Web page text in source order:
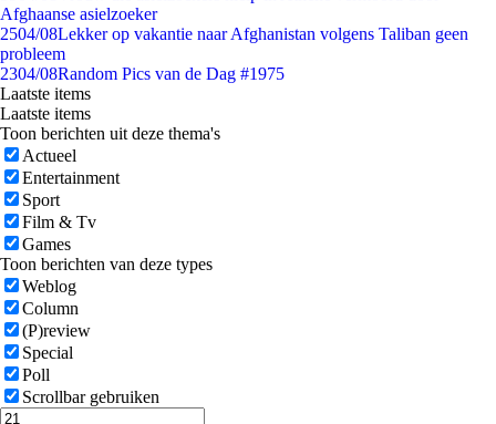
Afghaanse asielzoeker
2504/08Lekker op vakantie naar Afghanistan volgens Taliban geen
probleem
2304/08Random Pics van de Dag #1975
Laatste items
Laatste items
Toon berichten uit deze thema's
Actueel
Entertainment
Sport
Film & Tv
Games
Toon berichten van deze types
Weblog
Column
(P)review
Special
Poll
Scrollbar gebruiken